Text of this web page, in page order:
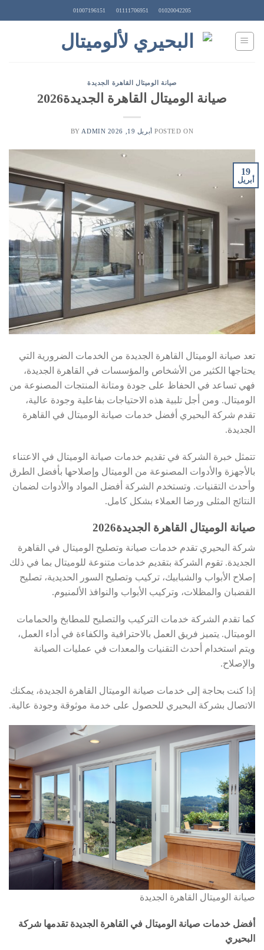
to
content
01020042205
01111706951
01007196151
صيانة الوميتال القاهرة الجديدة
صيانة الوميتال القاهرة الجديدة2026
POSTED ON أبريل 19, 2026 ADMIN
19
أبريل
تعد صيانة الوميتال القاهرة الجديدة من الخدمات الضرورية التي
يحتاجها الكثير من الأشخاص والمؤسسات في القاهرة الجديدة،
فهي تساعد في الحفاظ على جودة ومتانة المنتجات المصنوعة من
الوميتال. ومن أجل تلبية هذه الاحتياجات بفاعلية وجودة عالية،
تقدم شركة البحيري أفضل خدمات صيانة الوميتال في القاهرة
الجديدة.
تتمثل خبرة الشركة في تقديم خدمات صيانة الوميتال في الاعتناء
بالأجهزة والأدوات المصنوعة من الوميتال وإصلاحها بأفضل الطرق
وأحدث التقنيات. وتستخدم الشركة أفضل المواد والأدوات لضمان
النتائج المثلى ورضا العملاء بشكل كامل.
صيانة الوميتال القاهرة الجديدة2026
شركة البحيري تقدم خدمات صيانة وتصليح الوميتال في القاهرة
الجديدة. تقوم الشركة بتقديم خدمات متنوعة للوميتال بما في ذلك
إصلاح الأبواب والشبابيك، تركيب وتصليح السور الحديدية، تصليح
القضبان والمظلات، وتركيب الأبواب والنوافذ الألمنيوم.
كما تقدم الشركة خدمات التركيب والتصليح للمطابخ والحمامات
الوميتال. يتميز فريق العمل بالاحترافية والكفاءة في أداء العمل،
ويتم استخدام أحدث التقنيات والمعدات في عمليات الصيانة
والإصلاح.
إذا كنت بحاجة إلى خدمات صيانة الوميتال القاهرة الجديدة، يمكنك
الاتصال بشركة البحيري للحصول على خدمة موثوقة وجودة عالية.
صيانة الوميتال القاهرة الجديدة
أفضل خدمات صيانة الوميتال في القاهرة الجديدة تقدمها شركة
البحيري